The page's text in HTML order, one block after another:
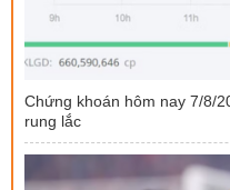
Chứng khoán hôm nay 7/8/
rung lắc